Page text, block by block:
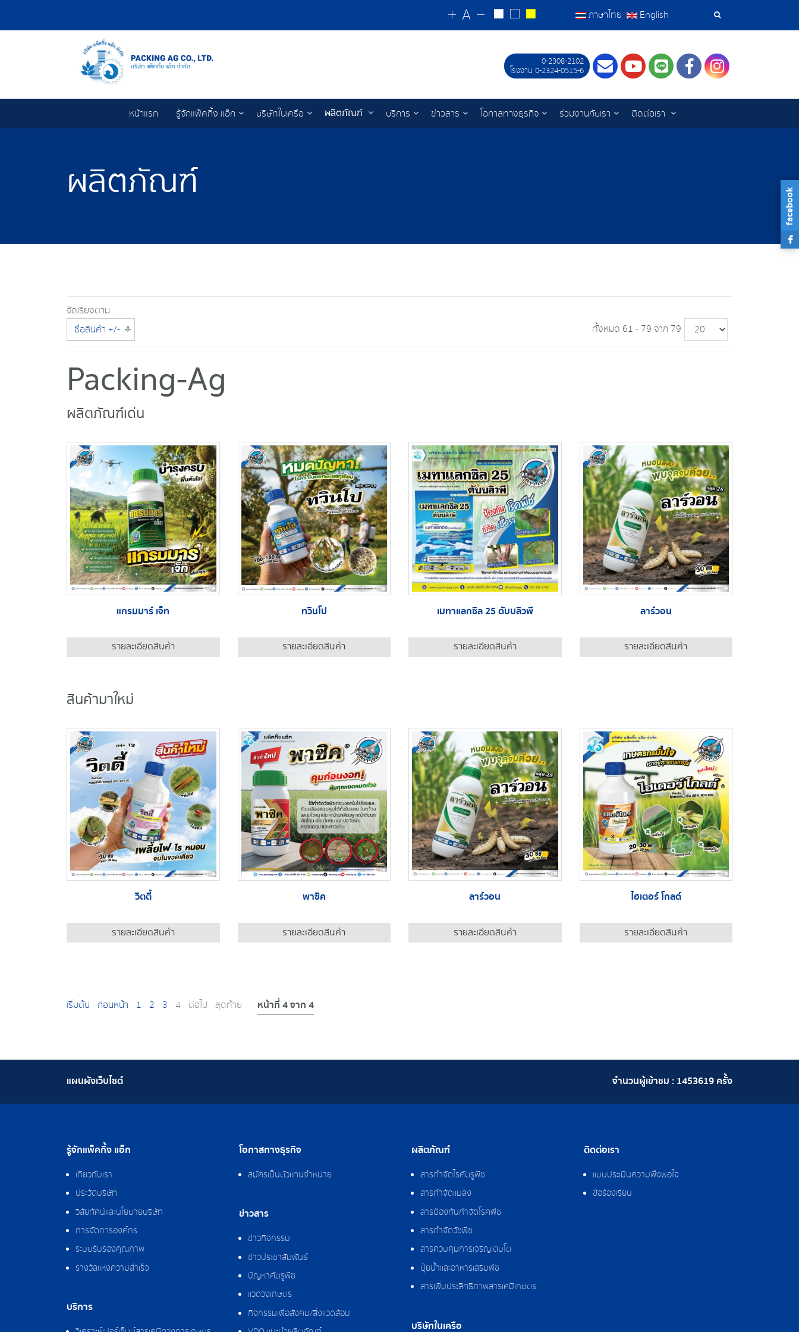
เครื่อง
ค้นหา
ภาษาไทย English
0-2308-2102
โรงงาน 0-2324-0515-6
ContactYoutube
LINEFacebookInstagram
หน้าแรก รู้จักแพ็คกิ้ง แอ็ก บริษัทในเครือ ผลิตภัณฑ์ บริการ ข่าวสาร โอกาสทางธุรกิจ ร่วมงานกับเรา ติดต่อเรา
ผลิตภัณฑ์
จัดเรียงตาม
ชื่อสินค้า +/-
ทั้งหมด 61 - 79 จาก 79
Packing-Ag
ผลิตภัณฑ์เด่น
แกรมมาร์ เจ็ท
รายละเอียดสินค้า
ทวินโป
รายละเอียดสินค้า
เมทาแลกซิล 25 ดับบลิวพี
รายละเอียดสินค้า
ลาร์วอน
รายละเอียดสินค้า
สินค้ามาใหม่
วิตตี้
รายละเอียดสินค้า
พาซิค
รายละเอียดสินค้า
ลาร์วอน
รายละเอียดสินค้า
ไฮเตอร์ โกลด์
รายละเอียดสินค้า
เริ่มต้น ก่อนหน้า 1 2 3 4 ต่อไป สุดท้าย หน้าที่ 4 จาก 4
จำนวนผู้เข้าชม : 1453619 ครั้ง
แผนผังเว็บไซต์
รู้จักแพ็คกิ้ง แอ็ก
เกี่ยวกับเรา
ประวัติบริษัท
วิสัยทัศน์และนโยบายบริษัท
การจัดการองค์กร
ระบบรับรองคุณภาพ
รางวัลแห่งความสำเร็จ
บริการ
โอกาสทางธุรกิจ
สมัครเป็นตัวแทนจำหน่าย
ข่าวสาร
ข่าวกิจกรรม
ข่าวประชาสัมพันธ์
ปัญหาศัตรูพืช
แวดวงเกษตร
กิจกรรมเพื่อสังคม/สิ่งแวดล้อม
ผลิตภัณฑ์
สารกำจัดไรศัตรูพืช
สารกำจัดแมลง
สารป้องกันกำจัดโรคพืช
สารกำจัดวัชพืช
สารควบคุมการเจริญเติบโต
ปุ๋ยน้ำและอาหารเสริมพืช
สารเพิ่มประสิทธิภาพสารเคมีเกษตร
บริษัทในเครือ
ติดต่อเรา
แบบประเมินความพึงพอใจ
ข้อร้องเรียน
facebook